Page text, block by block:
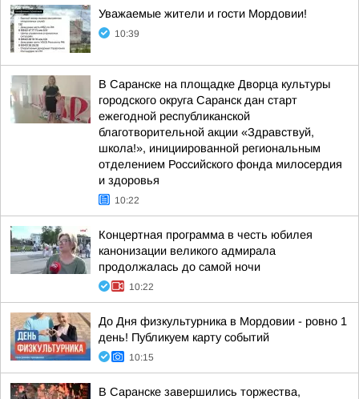
Уважаемые жители и гости Мордовии!
10:39
В Саранске на площадке Дворца культуры
городского округа Саранск дан старт
ежегодной республиканской
благотворительной акции «Здравствуй,
школа!», инициированной региональным
отделением Российского фонда милосердия
и здоровья
10:22
Концертная программа в честь юбилея
канонизации великого адмирала
продолжалась до самой ночи
10:22
До Дня физкультурника в Мордовии - ровно 1
день! Публикуем карту событий
10:15
В Саранске завершились торжества,